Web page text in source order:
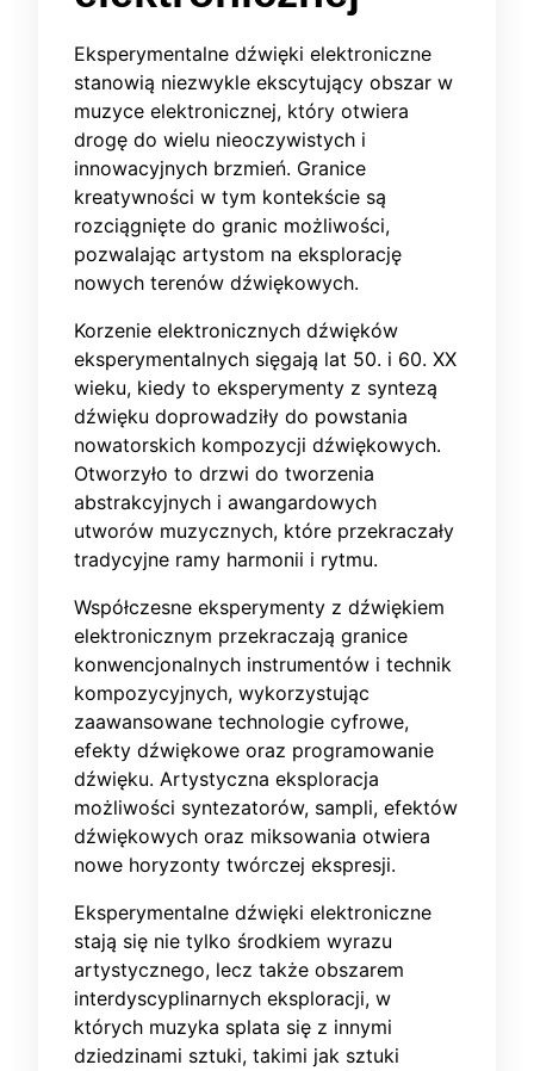
Eksperymentalne dźwięki elektroniczne
stanowią niezwykle ekscytujący obszar w
muzyce elektronicznej, który otwiera
drogę do wielu nieoczywistych i
innowacyjnych brzmień. Granice
kreatywności w tym kontekście są
rozciągnięte do granic możliwości,
pozwalając artystom na eksplorację
nowych terenów dźwiękowych.
Korzenie elektronicznych dźwięków
eksperymentalnych sięgają lat 50. i 60. XX
wieku, kiedy to eksperymenty z syntezą
dźwięku doprowadziły do powstania
nowatorskich kompozycji dźwiękowych.
Otworzyło to drzwi do tworzenia
abstrakcyjnych i awangardowych
utworów muzycznych, które przekraczały
tradycyjne ramy harmonii i rytmu.
Współczesne eksperymenty z dźwiękiem
elektronicznym przekraczają granice
konwencjonalnych instrumentów i technik
kompozycyjnych, wykorzystując
zaawansowane technologie cyfrowe,
efekty dźwiękowe oraz programowanie
dźwięku. Artystyczna eksploracja
możliwości syntezatorów, sampli, efektów
dźwiękowych oraz miksowania otwiera
nowe horyzonty twórczej ekspresji.
Eksperymentalne dźwięki elektroniczne
stają się nie tylko środkiem wyrazu
artystycznego, lecz także obszarem
interdyscyplinarnych eksploracji, w
których muzyka splata się z innymi
dziedzinami sztuki, takimi jak sztuki